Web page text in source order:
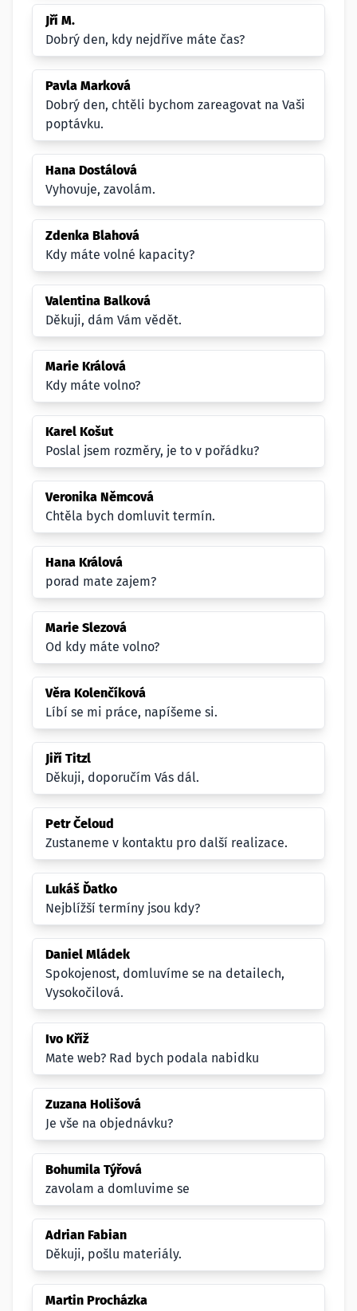
Jří M.
Dobrý den, kdy nejdříve máte čas?
Pavla Marková
Dobrý den, chtěli bychom zareagovat na Vaši
poptávku.
Hana Dostálová
Vyhovuje, zavolám.
Zdenka Blahová
Kdy máte volné kapacity?
Valentina Balková
Děkuji, dám Vám vědět.
Marie Králová
Kdy máte volno?
Karel Košut
Poslal jsem rozměry, je to v pořádku?
Veronika Němcová
Chtěla bych domluvit termín.
Hana Králová
porad mate zajem?
Marie Slezová
Od kdy máte volno?
Věra Kolenčíková
Líbí se mi práce, napíšeme si.
Jiří Titzl
Děkuji, doporučím Vás dál.
Petr Čeloud
Zustaneme v kontaktu pro další realizace.
Lukáš Ďatko
Nejblížší termíny jsou kdy?
Daniel Mládek
Spokojenost, domluvíme se na detailech,
Vysokočilová.
Ivo Kříž
Mate web? Rad bych podala nabidku
Zuzana Holišová
Je vše na objednávku?
Bohumila Týřová
zavolam a domluvime se
Adrian Fabian
Děkuji, pošlu materiály.
Martin Procházka